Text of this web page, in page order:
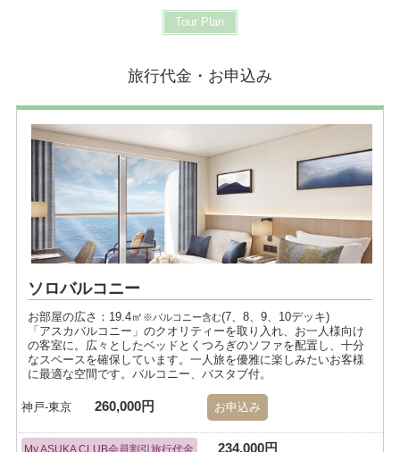
Tour Plan
旅行代金・お申込み
ソロバルコニー
お部屋の広さ：19.4㎡ ※バルコニー含む(7、8、9、10デッキ)
「アスカバルコニー」のクオリティーを取り入れ、お一人様向け
の客室に。広々としたベッドとくつろぎのソファを配置し、十分
なスペースを確保しています。一人旅を優雅に楽しみたいお客様
に最適な空間です。バルコニー、バスタブ付。
神戸-東京 260,000円 お申込み
My ASUKA CLUB会員割引旅行代金 234,000円